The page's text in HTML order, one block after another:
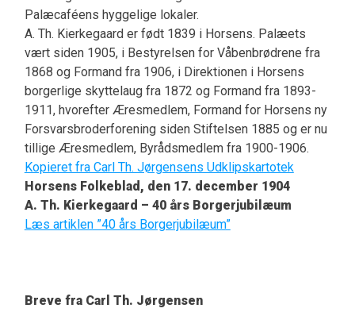
Palæcaféens hyggelige lokaler.
A. Th. Kierkegaard er født 1839 i Horsens. Palæets
vært siden 1905, i Bestyrelsen for Våbenbrødrene fra
1868 og Formand fra 1906, i Direktionen i Horsens
borgerlige skyttelaug fra 1872 og Formand fra 1893-
1911, hvorefter Æresmedlem, Formand for Horsens ny
Forsvarsbroderforening siden Stiftelsen 1885 og er nu
tillige Æresmedlem, Byrådsmedlem fra 1900-1906.
Kopieret fra Carl Th. Jørgensens Udklipskartotek
Horsens Folkeblad, den 17. december 1904
A. Th. Kierkegaard – 40 års Borgerjubilæum
Læs artiklen ”40 års Borgerjubilæum”
Breve fra Carl Th. Jørgensen